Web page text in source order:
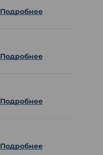
Подробнее
Подробнее
Подробнее
Подробнее